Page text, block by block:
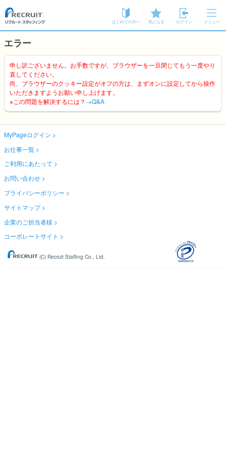
はじめての方へ 気になる ログイン メニュー
エラー
申し訳ございません。お手数ですが、ブラウザーを一旦閉じてもう一度やり
直してください。
尚、ブラウザーのクッキー設定がオフの方は、まずオンに設定してから操作
いただきますようお願い申し上げます。
※この問題を解決するには？ →Q&A
MyPageログイン
お仕事一覧
ご利用にあたって
お問い合わせ
プライバシーポリシー
サイトマップ
企業のご担当者様
コーポレートサイト
(C) Recruit Staffing Co., Ltd.